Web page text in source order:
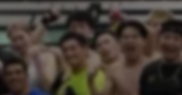
スケジュール
システム・料金